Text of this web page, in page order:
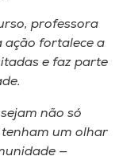
professora
ação fortalece a
e faz parte
não só
um olhar
—